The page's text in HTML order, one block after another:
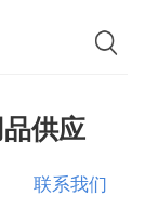
供应
联系我们